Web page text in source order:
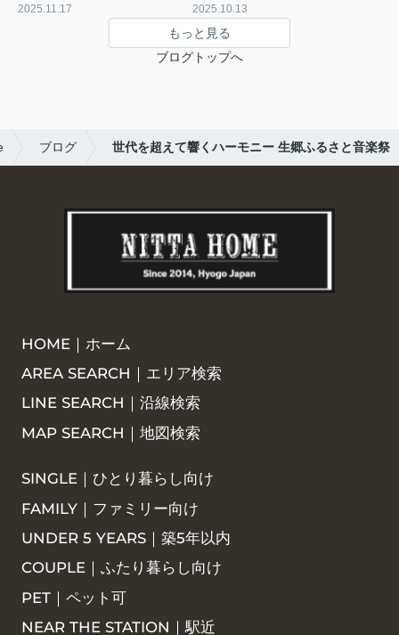
2025.11.17 2025.10.13
もっと見る
ブログトップへ
ブログ 世代を超えて響くハーモニー 生郷ふるさと音楽祭
HOME｜ホーム
AREA SEARCH｜エリア検索
LINE SEARCH｜沿線検索
MAP SEARCH｜地図検索
SINGLE｜ひとり暮らし向け
FAMILY｜ファミリー向け
UNDER 5 YEARS｜築5年以内
COUPLE｜ふたり暮らし向け
PET｜ペット可
NEAR THE STATION｜駅近